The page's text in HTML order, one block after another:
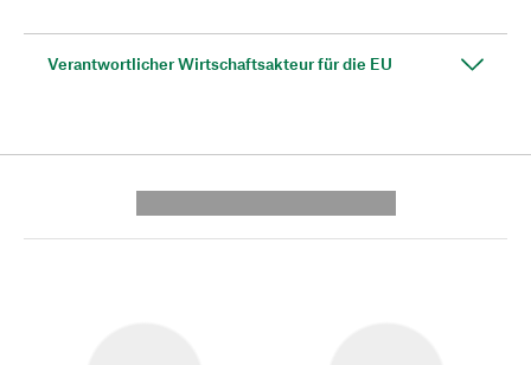
Verantwortlicher Wirtschaftsakteur für die EU